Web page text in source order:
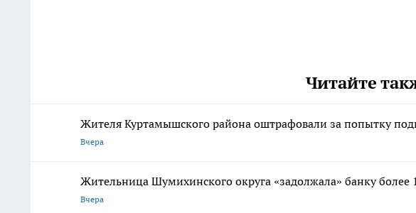
Читайте
Жителя Куртамышского района оштрафовали за попытку
Вчера
Жительница Шумихинского округа «задолжала» банку
Вчера